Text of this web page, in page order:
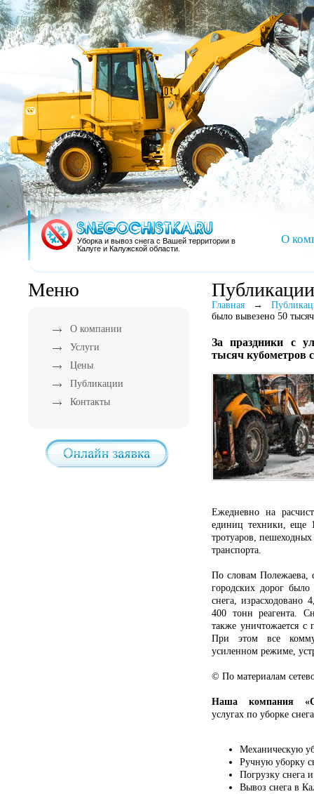
Уборка и вывоз снега с Вашей территории в
Калуге и Калужской области.
О
Меню
О компании
Услуги
Цены
Публикации
Контакты
Публикации
Главная →
было вывезено 50
За праздники с
тысяч кубометров
Ежедневно на
единиц техники, еще
тротуаров,
транспорта.
По словам Полежаева,
городских дорог
снега, израсходовано
400 тонн реагента.
также уничтожается с
При этом все
усиленном режиме,
© По материалам
Наша компания
услугах по уборке
Механическую
Ручную уборку
Погрузку снега
Вывоз снега в